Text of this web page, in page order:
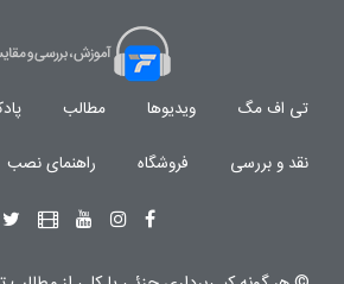
تی اف مگ ویدیوها مطالب
نقد و بررسی فروشگاه راهنمای نصب